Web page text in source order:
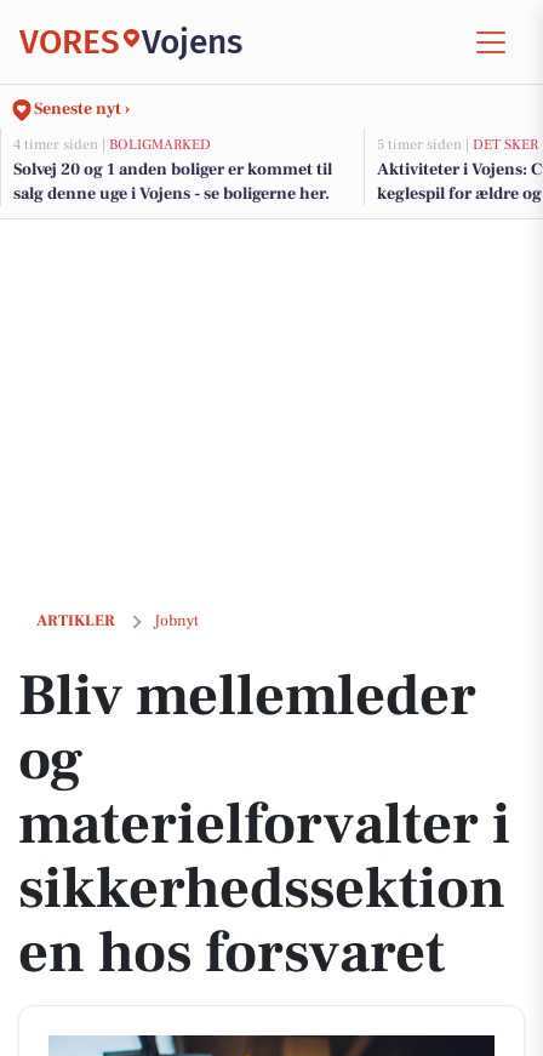
VORES Vojens
Seneste nyt ›
4 timer siden | BOLIGMARKED
Solvej 20 og 1 anden boliger er kommet til
salg denne uge i Vojens - se boligerne her.
5 timer siden | DET SKER
Aktiviteter i Vojens:
keglespil for ældre
vandkraftværkstur
ARTIKLER Jobnyt
Bliv mellemleder og materielforvalter i sikkerhedssektionen hos
Bliv mellemleder
og
materielforvalter i
sikkerhedssektion
en hos forsvaret